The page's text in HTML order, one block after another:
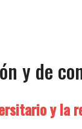
y de
y la